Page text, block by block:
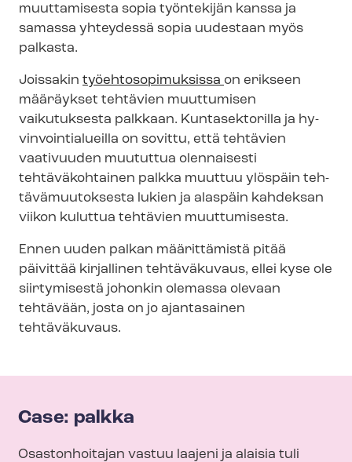
muuttamisesta sopia työntekijän kanssa ja
samassa yhteydessä sopia uudestaan myös
palkasta.
Joissakin työ­eh­to­so­pi­muk­sis­sa on erikseen
määräykset tehtävien muuttumisen
vaikutuksesta palkkaan. Kuntasektorilla ja hy­
vin­voin­tia­lueil­la on sovittu, että tehtävien
vaativuuden muututtua olennaisesti
tehtäväkohtainen palkka muuttuu ylöspäin teh­
tä­vä­muu­tok­ses­ta lukien ja alaspäin kahdeksan
viikon kuluttua tehtävien muuttumisesta.
Ennen uuden palkan määrittämistä pitää
päivittää kirjallinen tehtäväkuvaus, ellei kyse ole
siirtymisestä johonkin olemassa olevaan
tehtävään, josta on jo ajantasainen
tehtäväkuvaus.
Case: palkka
Osastonhoitajan vastuu laajeni ja alaisia tuli